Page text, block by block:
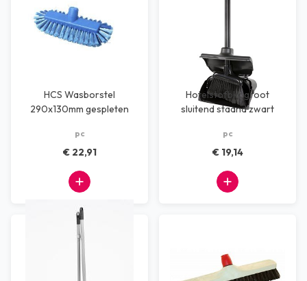
HCS Wasborstel
290x130mm gespleten
pc
€ 22,91
Hotelstofblik groot
sluitend staand zwart
pc
€ 19,14